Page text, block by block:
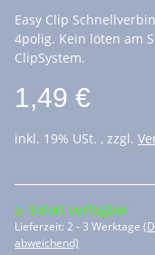
Easy Clip
4polig. Kein löten am
ClipSystem.
1,49 €
inkl. 19% USt. , zzgl.
Sofort verfügbar
Lieferzeit: 2 - 3 Werktage
abweichend)